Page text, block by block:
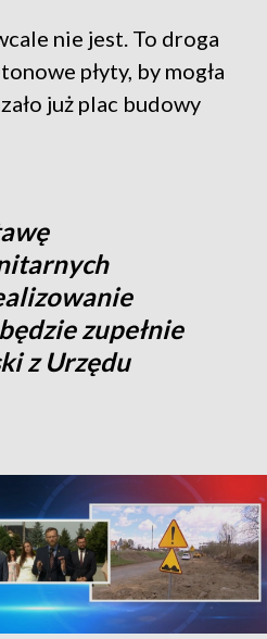
nie jest. To droga
płyty, by mogła
już plac budowy
zupełnie
z Urzędu